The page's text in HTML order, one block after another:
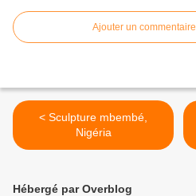
Ajouter un commentaire
< Sculpture mbembé,
Nigéria
Hébergé par Overblog